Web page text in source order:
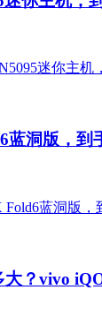
蓝洞版，到
大？vivo